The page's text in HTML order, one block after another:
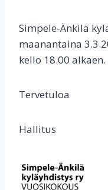
Simpele-Änkilä
maanantaina
kello 18.00
Tervetuloa
Hallitus